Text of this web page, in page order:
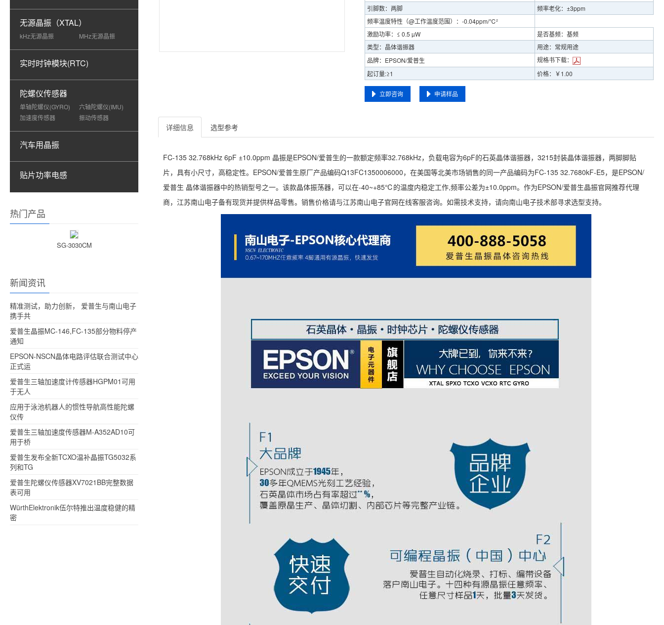
无源晶振（XTAL）
kHz无源晶振 MHz无源晶振
实时时钟模块(RTC)
陀螺仪传感器
单轴陀螺仪(GYRO)
六轴陀螺仪(IMU)
加速度传感器
振动传感器
汽车用晶振
贴片功率电感
热门产品
SG-3030CM
新闻资讯
精准测试，助力创新， 爱普生与南山电子
携手共
爱普生晶振MC-146,FC-135部分物料停产
通知
EPSON-NSCN晶体电路评估联合测试中心
正式运
爱普生三轴加速度计传感器HGPM01可用
于无人
应用于泳池机器人的惯性导航高性能陀螺
仪传
爱普生三轴加速度传感器M-A352AD10可
用于桥
爱普生发布全新TCXO温补晶振TG5032系
列和TG
爱普生陀螺仪传感器XV7021BB完整数据
表可用
WürthElektronik伍尔特推出温度稳健的精
密
引脚数：两脚
频率老化：±3ppm
频率温度特性（@工作温度范围）：-0.04ppm/℃²
激励功率：≤ 0.5 µW
是否基频：基频
类型：晶体谐振器
用途：常规用途
品牌：EPSON/爱普生
规格书下载：
起订量:≥1
价格：￥1.00
立即咨询 申请样品
详细信息 选型参考
FC-135 32.768kHz 6pF ±10.0ppm 晶振是EPSON/爱普生的一款额定频率32.768kHz，负载电容为6pF的石英晶体谐振器，3215封装晶体谐振器，两脚脚贴
片，具有小尺寸，高稳定性。EPSON/爱普生原厂产品编码Q13FC1350006000，在美国等北美市场销售的同一产品编码为FC-135 32.7680kF-E5，是EPSON/
爱普生 晶体谐振器中的热销型号之一。该款晶体振荡器，可以在-40~+85℃的温度内稳定工作,频率公差为±10.0ppm。作为EPSON/爱普生晶振官网推荐代理
商，江苏南山电子备有现货并提供样品零售。销售价格请与江苏南山电子官网在线客服咨询。如需技术支持，请向南山电子技术部寻求选型支持。